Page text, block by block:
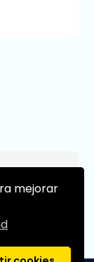
mejorar
24 cm